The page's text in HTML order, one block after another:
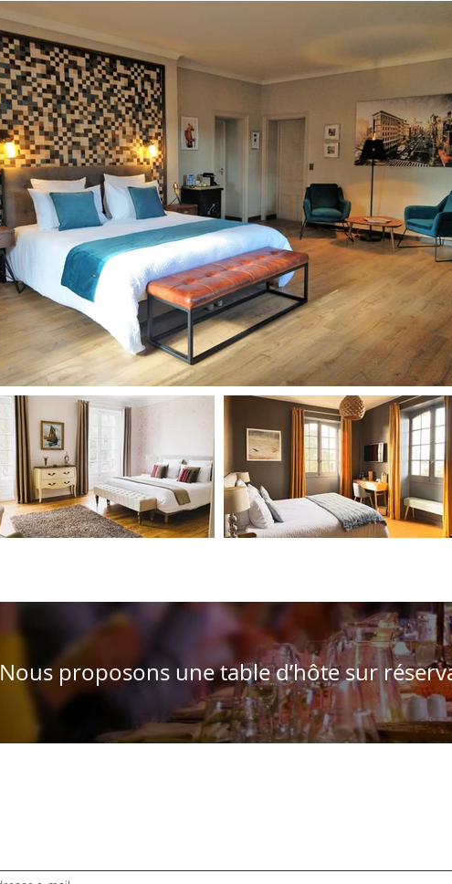
Nous proposons une table d’hôte sur